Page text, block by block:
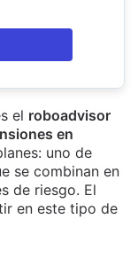
el roboadvisor
en
uno de
se combinan en
de riesgo. El
en este tipo de